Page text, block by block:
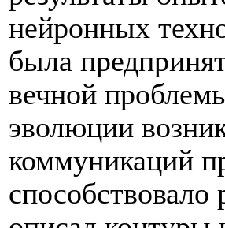
нейронных
была
вечной
эволюции
коммуникаций
способствовало